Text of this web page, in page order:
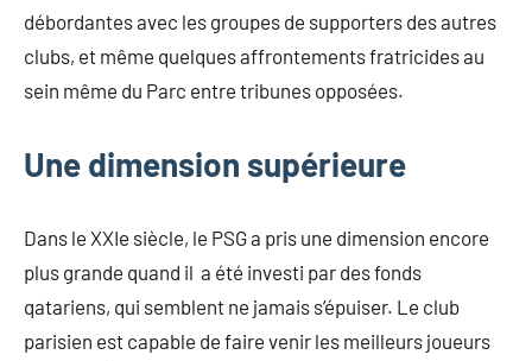
débordantes avec les groupes de supporters des autres
clubs, et même quelques affrontements fratricides au
sein même du Parc entre tribunes opposées.
Une dimension supérieure
Dans le XXIe siècle, le PSG a pris une dimension encore
plus grande quand il a été investi par des fonds
qatariens, qui semblent ne jamais s’épuiser. Le club
parisien est capable de faire venir les meilleurs joueurs